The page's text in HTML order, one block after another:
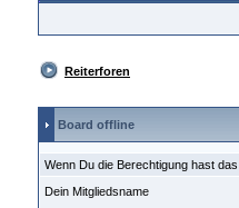
Reiterforen
Board offline
Wenn Du die Berechtigung hast
Dein Mitgliedsname